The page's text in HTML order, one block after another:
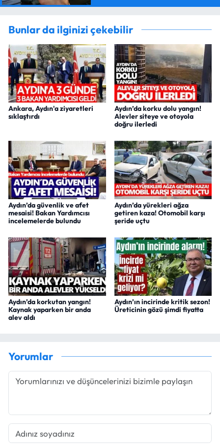
Bunlar da ilginizi çekebilir
Ankara, Aydın'a ziyaretleri
sıklaştırdı
Aydın’da korku dolu yangın!
Alevler siteye ve otoyola
doğru ilerledi
Aydın’da güvenlik ve afet
mesaisi! Bakan Yardımcısı
incelemelerde bulundu
Aydın’da yürekleri ağza
getiren kaza! Otomobil karşı
şeride uçtu
Aydın’da korkutan yangın!
Kaynak yaparken bir anda
alev aldı
Aydın’ın incirinde kritik sezon!
Üreticinin gözü şimdi fiyatta
Yorumlar